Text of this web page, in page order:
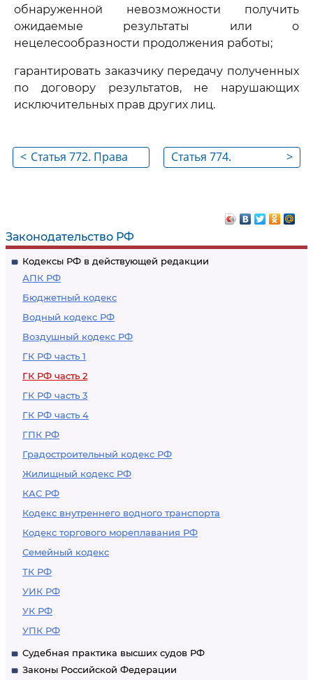
Законодательство РФ
Кодексы РФ в действующей редакции
АПК РФ
Бюджетный кодекс
Водный кодекс РФ
Воздушный кодекс РФ
ГК РФ часть 1
ГК РФ часть 2
ГК РФ часть 3
ГК РФ часть 4
ГПК РФ
Градостроительный кодекс РФ
Жилищный кодекс РФ
КАС РФ
Кодекс внутреннего водного транспорта
Кодекс торгового мореплавания РФ
Семейный кодекс
ТК РФ
УИК РФ
УК РФ
УПК РФ
Судебная практика высших судов РФ
Законы Российской Федерации
обнаруженной невозможности получить
ожидаемые результаты или о
нецелесообразности продолжения работы;
гарантировать заказчику передачу полученных
по договору результатов, не нарушающих
исключительных прав других лиц.
< Статья 772. Права
>
Статья 774.